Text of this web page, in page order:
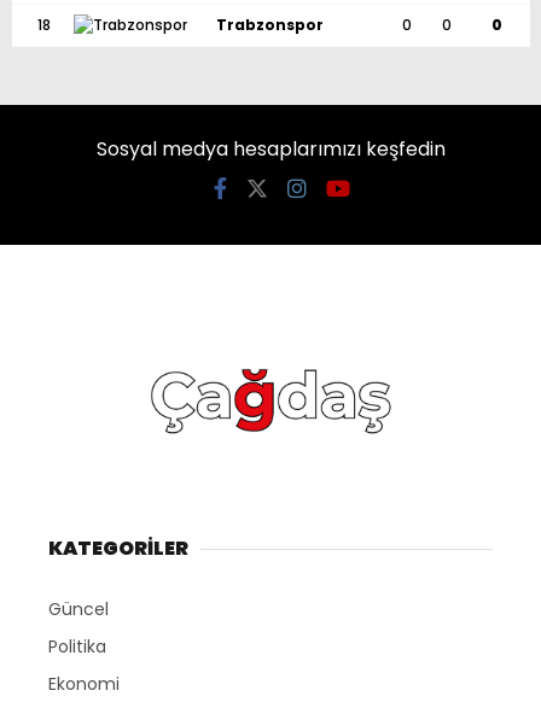
18 Trabzonspor 0 0 0
Sosyal medya hesaplarımızı keşfedin
KATEGORİLER
Güncel
Politika
Ekonomi